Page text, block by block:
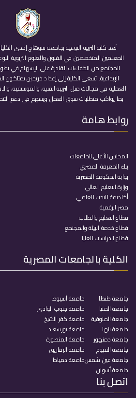
تُعد كلية التربية النوعية بجامعة سوهاج إحدى
المعلمين المتخصصين في الفنون والعلوم التربوية
المجتمع من الكفاءات القادرة على الإسهام في
الإبداعية. تسعى الكلية إلى إعداد خريجين يمتلكون
العملية في مجالات مثل التربية الفنية، والموسيقية،
بما يواكب متطلبات سوق العمل ويسهم في دعم التنمية
روابط هامة
المجلس الأعلى للجامعات
بنك المعرفة المصري
بوابة الحكومة المصرية
وزارة التعليم العالي
أكاديمة البحث العلمي
مصر الرقمية
قطاع التعليم والطلاب
قطاع خدمة البيئة والمجنمع
قطاع الدراسات العليا
الكلية بالجامعات المصرية
جامعة طنطا
جامعة المنيا
جامعة المنوفية
جامعة بنها
جامعة دمنهور
جامعة الفيوم
جامعة عين شمس
جامعة أسوان
جامعة أسيوط
جامعة جنوب الوادي
جامعة كفر الشيخ
جامعة بورسعيد
جامعة المنصورة
جامعة الزقازيق
جامعة دمياط
اتصل بنا